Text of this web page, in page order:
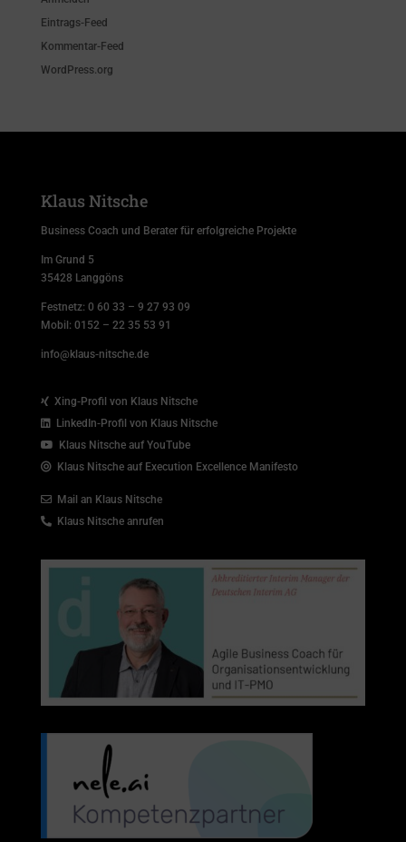
Eintrags-Feed
Kommentar-Feed
WordPress.org
Klaus Nitsche
Business Coach und Berater für erfolgreiche Projekte
Im Grund 5
35428 Langgöns
Festnetz: 0 60 33 – 9 27 93 09
Mobil: 0152 – 22 35 53 91
info@klaus-nitsche.de
Xing-Profil von Klaus Nitsche
LinkedIn-Profil von Klaus Nitsche
Klaus Nitsche auf YouTube
Klaus Nitsche auf Execution Excellence Manifesto
Mail an Klaus Nitsche
Klaus Nitsche anrufen